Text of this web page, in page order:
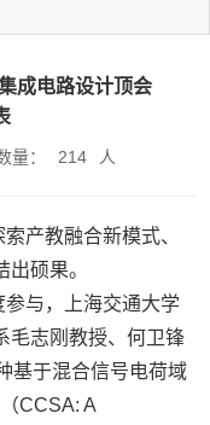
成电路设计顶会
量： 214 人
产教融合新模式、
硕果。
与，上海交通大学
毛志刚教授、何卫锋
基于混合信号电荷域
CCSA: A